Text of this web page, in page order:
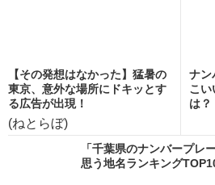
【その発想はなかった】猛暑の
東京、意外な場所にドキッとす
る広告が出現！
(ねとらぼ)
ナン
こい
は？
「千葉県のナンバープレ
思う地名ランキング